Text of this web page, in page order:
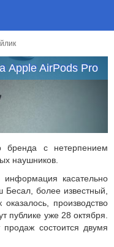
Apple AirPods Pro
бренда с нетерпением
наушников.
касательно
Бесал, более известный,
производство
публике уже 28 октября.
состоится двумя